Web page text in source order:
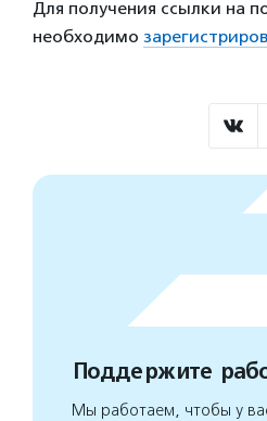
Для получения ссылки на
необходимо
Поддержите
Мы работаем, чтобы у